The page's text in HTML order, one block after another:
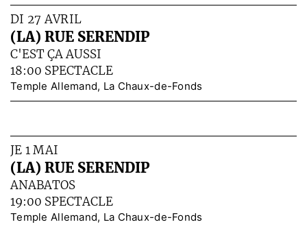
DI 27 AVRIL
(LA) RUE SERENDIP
C'EST ÇA AUSSI
18:00 SPECTACLE
Temple Allemand, La Chaux-de-Fonds
JE 1 MAI
(LA) RUE SERENDIP
ANABATOS
19:00 SPECTACLE
Temple Allemand, La Chaux-de-Fonds